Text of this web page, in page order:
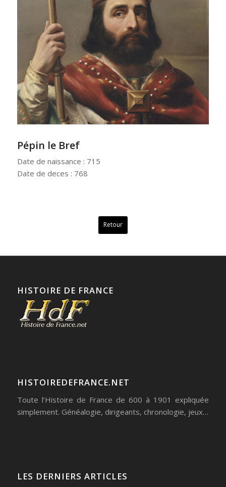
Pépin le Bref
Date de naissance : 715
Date de deces : 768
Retour
HISTOIRE DE FRANCE
HISTOIREDEFRANCE.NET
Toute l’Histoire de France de 600 à 1901 expliquée
simplement. Généalogie, dirigeants, chronologie, jeux…
LES DERNIERS ARTICLES